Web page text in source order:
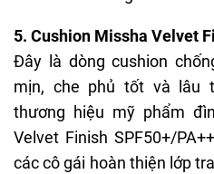
5. Cushion Missha Velvet
Đây là dòngcushion
mịn, che phủ tốt và lâu
thương hiệu mỹ phẩm
Velvet Finish SPF50+/
các cô gái hoàn thiện lớp